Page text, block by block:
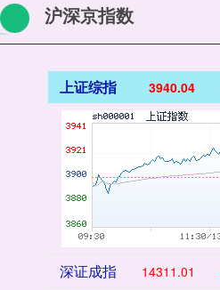
沪深京指数
上证综指 3940.04
深证成指 14311.01